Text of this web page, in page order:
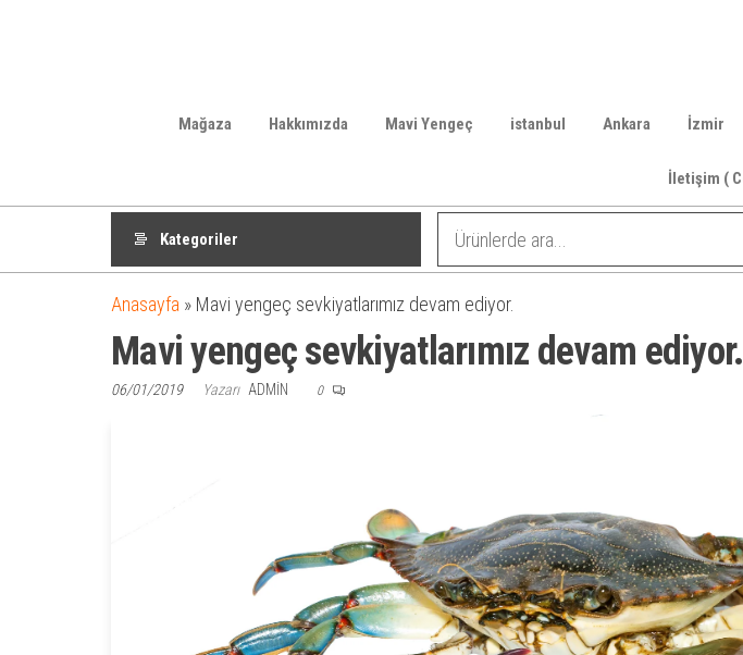
Mağaza Hakkımızda Mavi Yengeç istanbul Ankara İzmir
İletişim (
Kategoriler
Anasayfa » Mavi yengeç sevkiyatlarımız devam ediyor.
Mavi yengeç sevkiyatlarımız devam ediyor.
06/01/2019 Yazarı ADMIN 0